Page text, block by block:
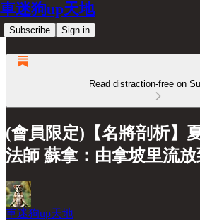
車迷狗up天地
Subscribe Sign in
Read distraction-free on
(會員限定)【名將剖析】
法師 蘇拿：由拿坡里流
車迷狗up天地